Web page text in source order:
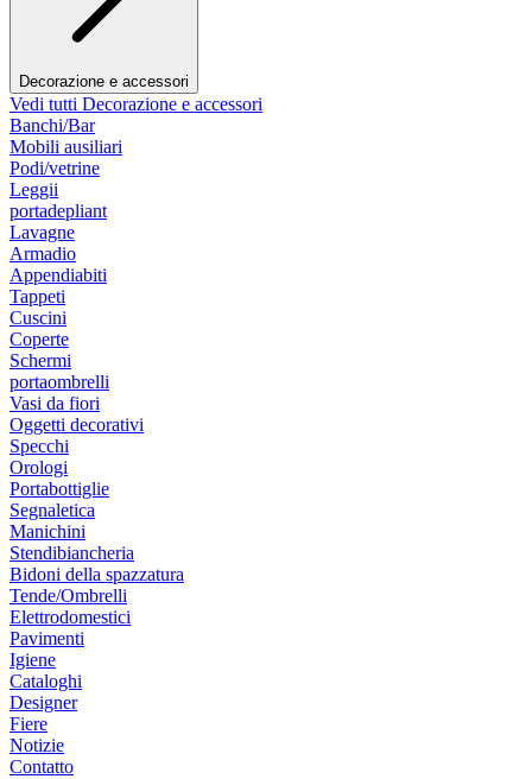
Decorazione e accessori
Vedi tutti Decorazione e accessori
Banchi/Bar
Mobili ausiliari
Podi/vetrine
Leggii
portadepliant
Lavagne
Armadio
Appendiabiti
Tappeti
Cuscini
Coperte
Schermi
portaombrelli
Vasi da fiori
Oggetti decorativi
Specchi
Orologi
Portabottiglie
Segnaletica
Manichini
Stendibiancheria
Bidoni della spazzatura
Tende/Ombrelli
Elettrodomestici
Pavimenti
Igiene
Cataloghi
Designer
Fiere
Notizie
Contatto